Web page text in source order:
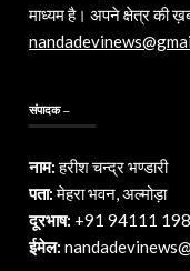
माध्यम है। अपने क्षेत्र की
संपादक –
नाम:हरीश चन्द्र भण्डारी
पता:मेहरा भवन, अल्मोड़ा
दूरभाष: +91 94111
ईमेल: